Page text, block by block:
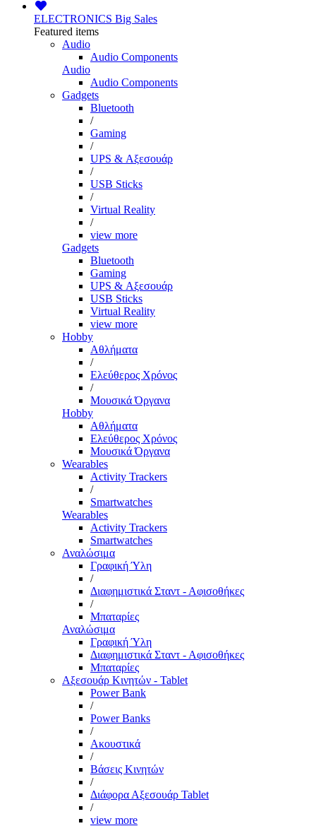
ELECTRONICS Big Sales
Featured items
Audio
Audio Components
Audio
Audio Components
Gadgets
Bluetooth
/
Gaming
/
UPS & Αξεσουάρ
/
USB Sticks
/
Virtual Reality
/
view more
Gadgets
Bluetooth
Gaming
UPS & Αξεσουάρ
USB Sticks
Virtual Reality
view more
Hobby
Αθλήματα
/
Ελεύθερος Χρόνος
/
Μουσικά Όργανα
Hobby
Αθλήματα
Ελεύθερος Χρόνος
Μουσικά Όργανα
Wearables
Activity Trackers
/
Smartwatches
Wearables
Activity Trackers
Smartwatches
Αναλώσιμα
Γραφική Ύλη
/
Διαφημιστικά Σταντ - Αφισοθήκες
/
Μπαταρίες
Αναλώσιμα
Γραφική Ύλη
Διαφημιστικά Σταντ - Αφισοθήκες
Μπαταρίες
Αξεσουάρ Κινητών - Tablet
Power Bank
/
Power Banks
/
Ακουστικά
/
Βάσεις Κινητών
/
Διάφορα Αξεσουάρ Tablet
/
view more